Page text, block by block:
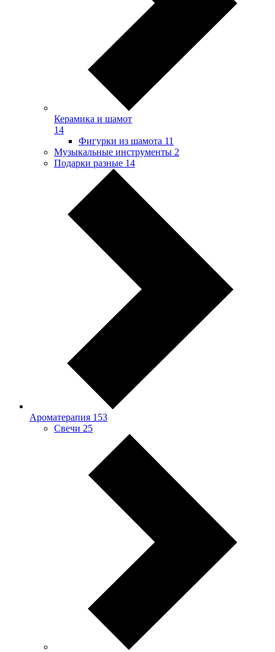
Керамика и шамот
14
Фигурки из шамота 11
Музыкальные инструменты 2
Подарки разные 14
Ароматерапия 153
Свечи 25